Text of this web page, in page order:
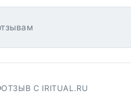
ОТЗЫВ С IRITUAL.RU